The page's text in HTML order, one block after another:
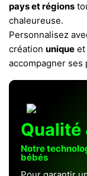
pays et régions
chaleureuse.
Personnalisez
création unique et
accompagner ses
Qualité
Notre
bébés